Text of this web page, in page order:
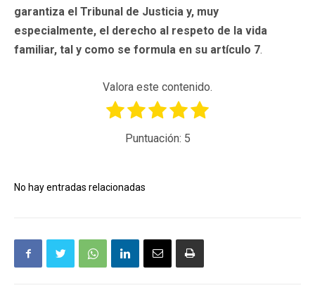
garantiza el Tribunal de Justicia y, muy
especialmente, el derecho al respeto de la vida
familiar, tal y como se formula en su artículo 7.
Valora este contenido.
Puntuación: 5
No hay entradas relacionadas